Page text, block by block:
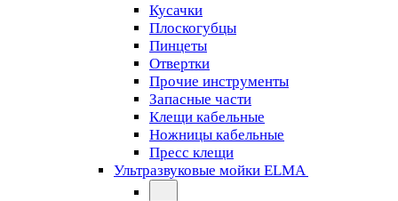
Кусачки
Плоскогубцы
Пинцеты
Отвертки
Прочие инструменты
Запасные части
Клещи кабельные
Ножницы кабельные
Пресс клещи
Ультразвуковые мойки ELMA